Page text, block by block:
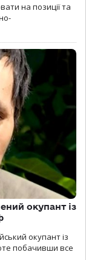
на позиції та
окупант із
окупант із
побачивши все